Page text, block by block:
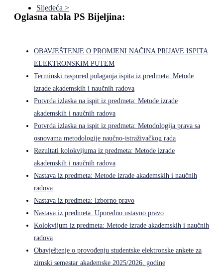
Sljedeća >
Oglasna tabla PS Bijeljina:
OBAVJEŠTENJE O PROMJENI NAČINA PRIJAVE ISPITA
ELEKTRONSKIM PUTEM
Terminski raspored polaganja ispita iz predmeta: Metode
izrade akademskih i naučnih radova
Potvrda izlaska na ispit iz predmeta: Metode izrade
akademskih i naučnih radova
Potvrda izlaska na ispit iz predmeta: Metodologija prava sa
osnovama metodologije naučno-istraživačkog rada
Rezultati kolokvijuma iz predmeta: Metode izrade
akademskih i naučnih radova
Nastava iz predmeta: Metode izrade akademskih i naučnih
radova
Nastava iz predmeta: Izborno pravo
Nastava iz predmeta: Uporedno ustavno pravo
Kolokvijum iz predmeta: Metode izrade akademskih i naučnih
radova
Obavještenje o provođenju studentske elektronske ankete za
zimski semestar akademske 2025/2026. godine